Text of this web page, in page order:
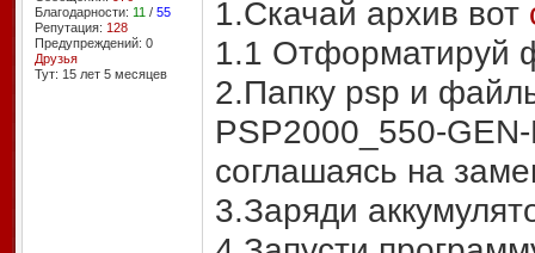
Благодарности: 11 / 55
Репутация: 128
Предупреждений: 0
Друзья
Тут: 15 лет 5 месяцев
1.Скачай архив вот
1.1 Отформатируй
2.Папку psp и
PSP2000_550-
соглашаясь на
3.Заряди